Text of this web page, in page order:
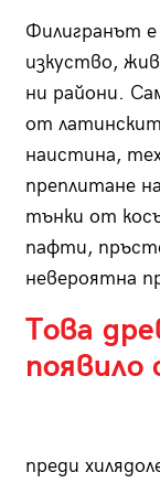
Филигранът е
изкуство,
ни райони.
от
наистина,
преплитане
тънки от
пафти,
невероятна
Това
преди